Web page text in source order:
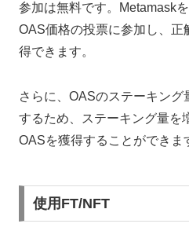
参加は無料です。Metamask
OAS価格の投票に参加し、正
得できます。
さらに、OASのステーキン
するため、ステーキング量を
OASを獲得することができま
使用FT/NFT